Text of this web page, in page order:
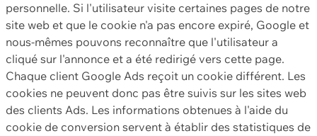
personnelle. Si l'utilisateur visite certaines pages de notre
site web et que le cookie n'a pas encore expiré, Google et
nous-mêmes pouvons reconnaître que l'utilisateur a
cliqué sur l'annonce et a été redirigé vers cette page.
Chaque client Google Ads reçoit un cookie différent. Les
cookies ne peuvent donc pas être suivis sur les sites web
des clients Ads. Les informations obtenues à l'aide du
cookie de conversion servent à établir des statistiques de